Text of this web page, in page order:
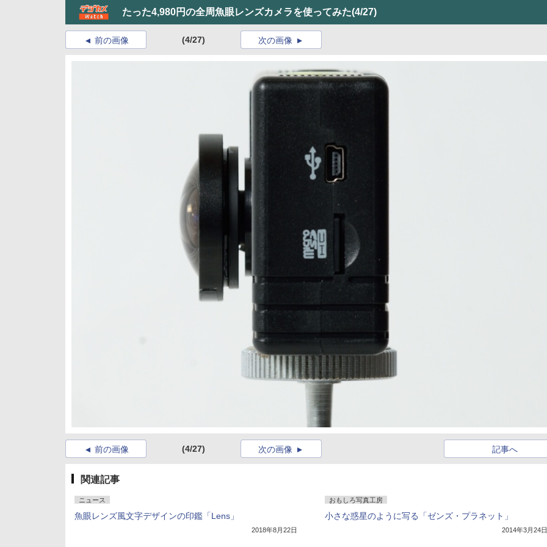
たった4,980円の全周魚眼レンズカメラを使ってみた(4/27)
前の画像 (4/27) 次の画像
前の画像 (4/27) 記事へ
次の画像
関連記事
ニュース
魚眼レンズ風文字デザインの印鑑「Lens」
2018年8月22日
おもしろ写真工房
小さな惑星のように写る「ゼンズ・プラネット」
2014年3月24日